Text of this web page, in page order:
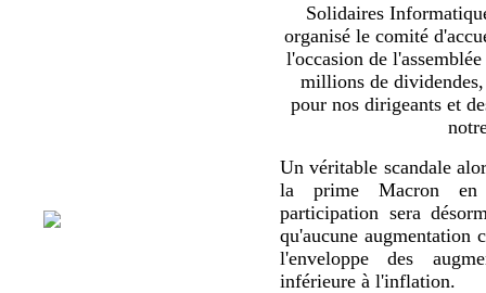
Solidaires
organisé le comité
l'occasion de
millions de
pour nos dirigeants et
Un véritable scandale
la prime Macron
participation sera
qu'aucune augmentation
l'enveloppe des
inférieure à l'inflation.